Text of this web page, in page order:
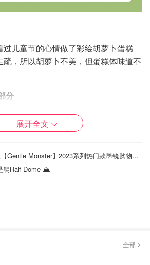
儿童节的心情做了彩绘胡萝卜蛋糕
，所以胡萝卜不美，但蛋糕体味道不
展开全文
夏日炎炎, 新款【Gentle Monster】2023系列热门款墨镜购物攻略
爬Half Dome 🏔️
全部